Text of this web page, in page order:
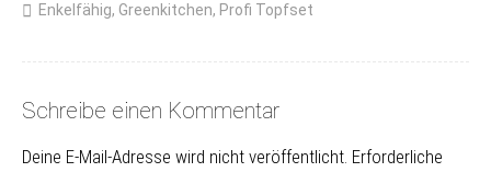
Enkelfähig, Greenkitchen, Profi Topfset
Schreibe einen Kommentar
Deine E-Mail-Adresse wird nicht veröffentlicht. Erforderliche